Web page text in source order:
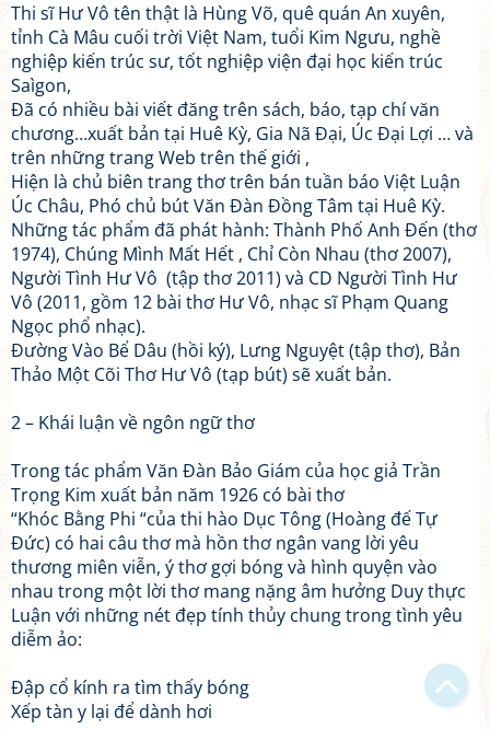
Thi sĩ Hư Vô tên thật là Hùng Võ, quê quán An xuyên,
tỉnh Cà Mâu cuối trời Việt Nam, tuổi Kim Ngưu, nghề
nghiệp kiến trúc sư, tốt nghiệp viện đại học kiến trúc
Saìgon,
Đã có nhiều bài viết đăng trên sách, báo, tạp chí văn
chương…xuất bản tại Huê Kỳ, Gia Nã Đại, Úc Đại Lợi … và
trên những trang Web trên thế giới ,
Hiện là chủ biên trang thơ trên bán tuần báo Việt Luận
Úc Châu, Phó chủ bút Văn Đàn Đồng Tâm tại Huê Kỳ.
Những tác phẩm đã phát hành: Thành Phố Anh Đến (thơ
1974), Chúng Mình Mất Hết , Chỉ Còn Nhau (thơ 2007),
Người Tình Hư Vô (tập thơ 2011) và CD Người Tình Hư
Vô (2011, gồm 12 bài thơ Hư Vô, nhạc sĩ Phạm Quang
Ngọc phổ nhạc).
Đường Vào Bể Dâu (hồi ký), Lưng Nguyệt (tập thơ), Bản
Thảo Một Cõi Thơ Hư Vô (tạp bút) sẽ xuất bản.
2 – Khái luận về ngôn ngữ thơ
Trong tác phẩm Văn Đàn Bảo Giám của học giả Trần
Trọng Kim xuất bản năm 1926 có bài thơ
“Khóc Bằng Phi “của thi hào Dục Tông (Hoàng đế Tự
Đức) có hai câu thơ mà hồn thơ ngân vang lời yêu
thương miên viễn, ý thơ gợi bóng và hình quyện vào
nhau trong một lời thơ mang nặng âm hưởng Duy thực
Luận với những nét đẹp tính thủy chung trong tình yêu
diễm ảo:
Đập cổ kính ra tìm thấy bóng
Xếp tàn y lại để dành hơi
Chỉ dẫn làm quen
Không hiện lại
Bạn bị lạc trong Thi Viện vì có nội dung quá đồ sộ?